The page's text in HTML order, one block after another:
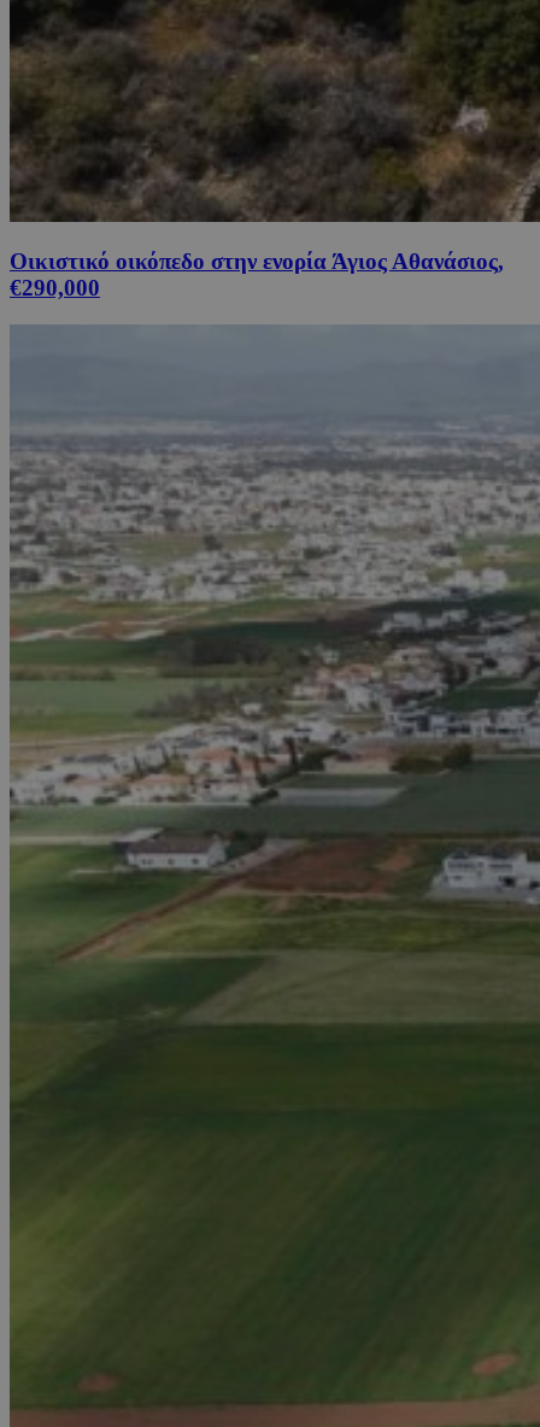
Οικιστικό οικόπεδο στην ενορία Άγιος Αθανάσιος,
€290,000